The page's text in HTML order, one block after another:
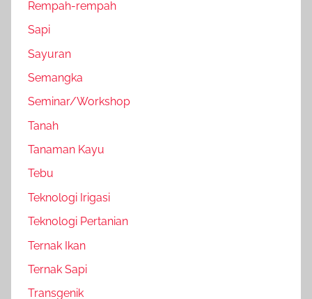
Rempah-rempah
Sapi
Sayuran
Semangka
Seminar/Workshop
Tanah
Tanaman Kayu
Tebu
Teknologi Irigasi
Teknologi Pertanian
Ternak Ikan
Ternak Sapi
Transgenik